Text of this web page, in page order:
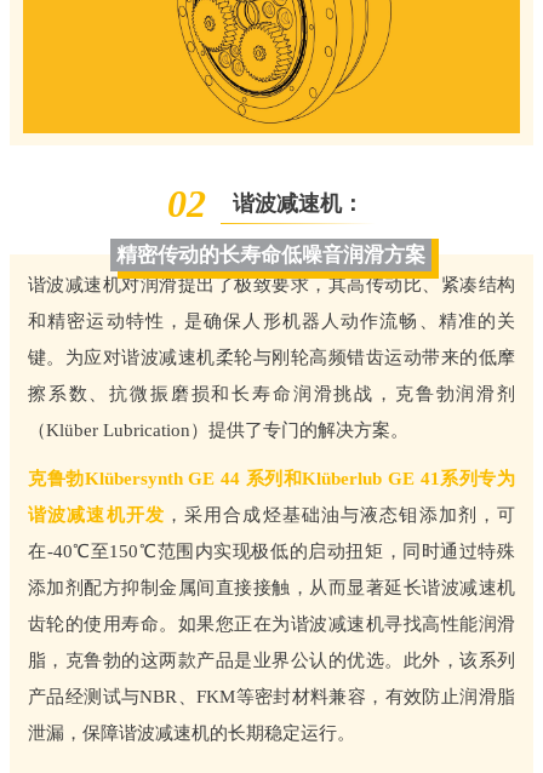
02 谐波减速机：
精密传动的长寿命低噪音润滑方案
谐波减速机对润滑提出了极致要求，其高传动比、紧凑结构
和精密运动特性，是确保人形机器人动作流畅、精准的关
键。为应对谐波减速机柔轮与刚轮高频错齿运动带来的低摩
擦系数、抗微振磨损和长寿命润滑挑战，克鲁勃润滑剂
（Klüber Lubrication）提供了专门的解决方案。
克鲁勃Klübersynth GE 44 系列和Klüberlub GE 41系列专为
谐波减速机开发 ，采用合成烃基础油与液态钼添加剂，可
在-40℃至150℃范围内实现极低的启动扭矩，同时通过特殊
添加剂配方抑制金属间直接接触，从而显著延长谐波减速机
齿轮的使用寿命。如果您正在为谐波减速机寻找高性能润滑
脂，克鲁勃的这两款产品是业界公认的优选。此外，该系列
产品经测试与NBR、FKM等密封材料兼容，有效防止润滑脂
泄漏，保障谐波减速机的长期稳定运行。